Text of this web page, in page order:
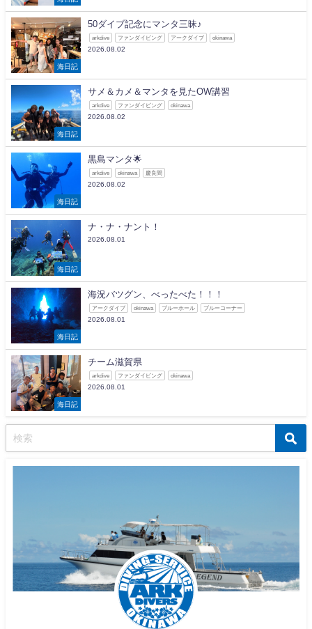
海日記
50ダイブ記念にマンタ三昧♪
arkdive ファンダイビング アークダイブ okinawa
2026.08.02
海日記
サメ＆カメ＆マンタを見たOW講習
arkdive ファンダイビング okinawa
2026.08.02
海日記
黒島マンタ🌟
arkdive okinawa 慶良間
2026.08.02
海日記
ナ・ナ・ナント！
2026.08.01
海日記
海況バツグン、べったべた！！！
アークダイブ okinawa ブルーホール ブルーコーナー
2026.08.01
海日記
チーム滋賀県
arkdive ファンダイビング okinawa
2026.08.01